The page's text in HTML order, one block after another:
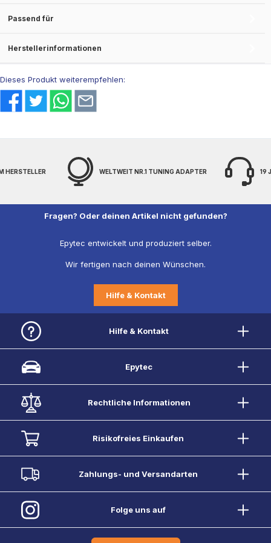
Passend für
Herstellerinformationen
Dieses Produkt weiterempfehlen:
HERSTELLER WELTWEIT NR.1 TUNING ADAPTER 19
Fragen? Oder deinen Artikel nicht gefunden?
Epytec entwickelt und produziert selber.
Wir fertigen nach deinen Wünschen.
Hilfe & Kontakt
Hilfe & Kontakt
Epytec
Rechtliche Informationen
Risikofreies Einkaufen
Zahlungs- und Versandarten
Folge uns auf